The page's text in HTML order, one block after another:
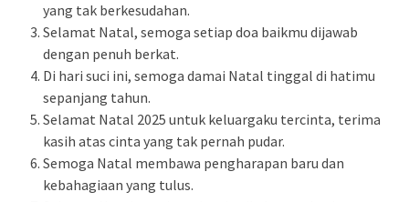
yang tak berkesudahan.
Selamat Natal, semoga setiap doa baikmu dijawab
dengan penuh berkat.
Di hari suci ini, semoga damai Natal tinggal di hatimu
sepanjang tahun.
Selamat Natal 2025 untuk keluargaku tercinta, terima
kasih atas cinta yang tak pernah pudar.
Semoga Natal membawa pengharapan baru dan
kebahagiaan yang tulus.